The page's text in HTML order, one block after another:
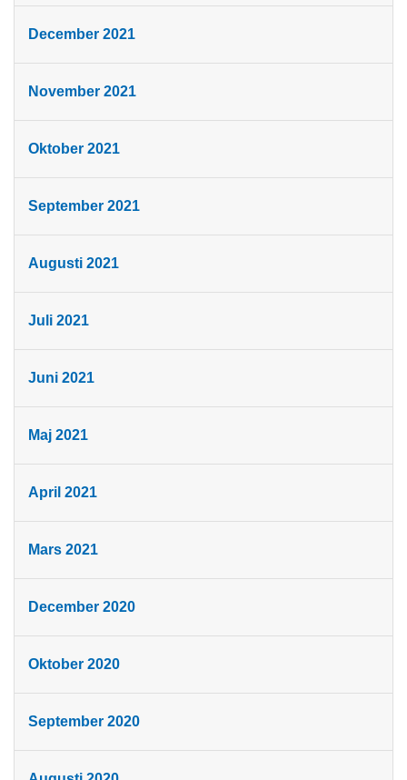
December 2021
November 2021
Oktober 2021
September 2021
Augusti 2021
Juli 2021
Juni 2021
Maj 2021
April 2021
Mars 2021
December 2020
Oktober 2020
September 2020